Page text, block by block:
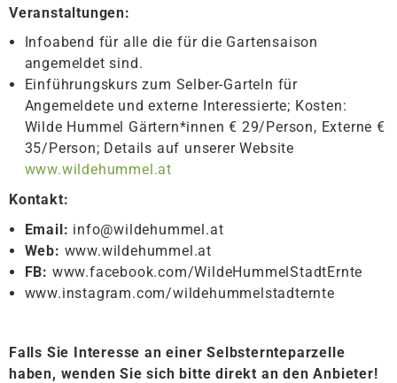
Veranstaltungen:
Infoabend für alle die für die Gartensaison
angemeldet sind.
Einführungskurs zum Selber-Garteln für
Angemeldete und externe Interessierte; Kosten:
Wilde Hummel Gärtern*innen € 29/Person, Externe €
35/Person; Details auf unserer Website
www.wildehummel.at
Kontakt:
Email: info@wildehummel.at
Web: www.wildehummel.at
FB: www.facebook.com/WildeHummelStadtErnte
www.instagram.com/wildehummelstadternte
Falls Sie Interesse an einer Selbsternteparzelle
haben, wenden Sie sich bitte direkt an den Anbieter!